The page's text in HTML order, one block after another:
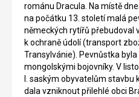
románu Dracula. Na místě
na počátku 13. století malá
německých rytířů přebudoval
k ochraně údolí (transport
Transylvánie). Pevnůstka
mongolskými bojovníky. V
I. saským obyvatelům stavbu
dala vzniknout přilehlé obci
obci
Hunedoara.
Hrad
pravidelně
umisťuje
Brasova.
viditelná
velké
dálky